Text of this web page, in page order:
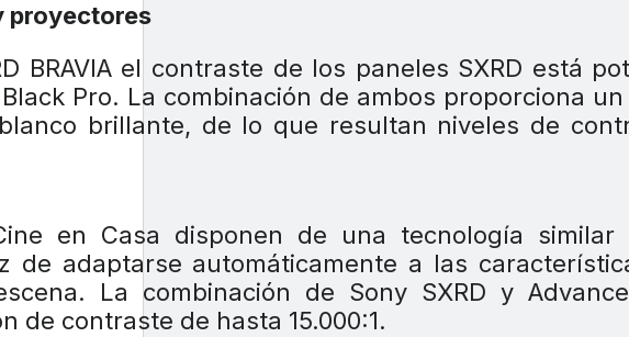
proyectores
BRAVIA el contraste de los paneles SXRD está
Pro. La combinación de ambos proporciona
brillante, de lo que resultan niveles de
en Casa disponen de una tecnología similar
de adaptarse automáticamente a las
La combinación de Sony SXRD y
de contraste de hasta 15.000:1.